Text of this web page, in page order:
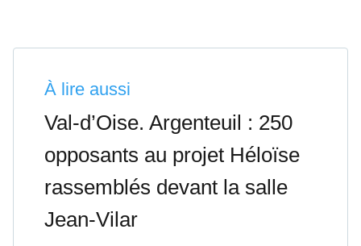
À lire aussi
Val-d’Oise. Argenteuil : 250
opposants au projet Héloïse
rassemblés devant la salle
Jean-Vilar